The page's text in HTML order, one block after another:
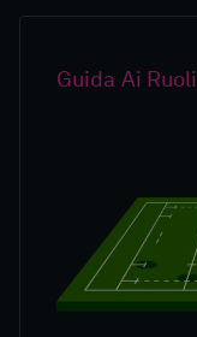
Guida Ai Ruoli